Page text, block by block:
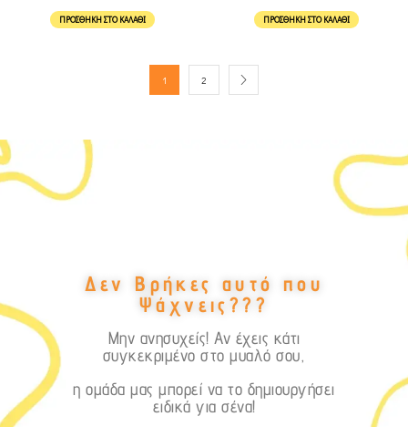
ΠΡΟΣΘΉΚΗ ΣΤΟ ΚΑΛΆΘΙ ΠΡΟΣΘΉΚΗ ΣΤΟ ΚΑΛΆΘΙ
1 2
Δεν Βρήκες αυτό που
Ψάχνεις???
Μην ανησυχείς! Αν έχεις κάτι
συγκεκριμένο στο μυαλό σου,
η ομάδα μας μπορεί να το δημιουργήσει
ειδικά για σένα!